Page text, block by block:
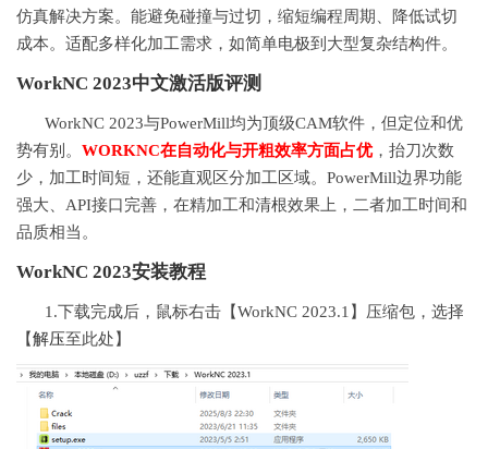
仿真解决方案。能避免碰撞与过切，缩短编程周期、降低试切
成本。适配多样化加工需求，如简单电极到大型复杂结构件。
WorkNC 2023中文激活版评测
WorkNC 2023与PowerMill均为顶级CAM软件，但定位和优
势有别。 WORKNC在自动化与开粗效率方面占优，抬刀次数
少，加工时间短，还能直观区分加工区域。PowerMill边界功能
强大、API接口完善，在精加工和清根效果上，二者加工时间和
品质相当。
WorkNC 2023安装教程
1.下载完成后，鼠标右击【WorkNC 2023.1】压缩包，选择
【解压至此处】